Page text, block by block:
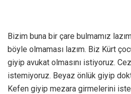
Bizim buna bir çare bulmamız
böyle olmaması lazım. Biz Kürt
giyip avukat olmasını istiyoruz.
istemiyoruz. Beyaz önlük giyip
Kefen giyip mezara girmelerini